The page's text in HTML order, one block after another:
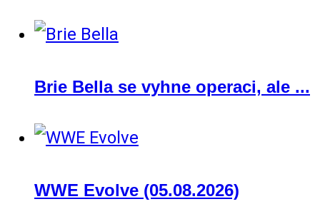
Brie Bella se vyhne operaci, ale ...
WWE Evolve (05.08.2026)